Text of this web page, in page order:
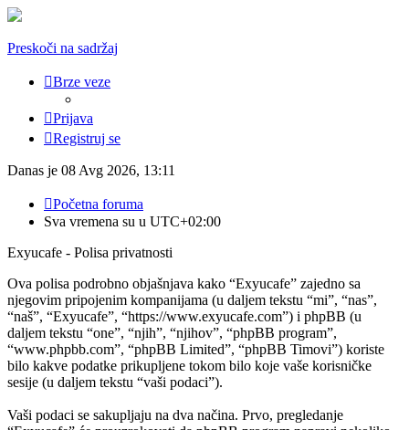
Preskoči na sadržaj
Brze veze
Prijava
Registruj se
Danas je 08 Avg 2026, 13:11
Početna foruma
Sva vremena su u UTC+02:00
Exyucafe - Polisa privatnosti
Ova polisa podrobno objašnjava kako “Exyucafe” zajedno sa
njegovim pripojenim kompanijama (u daljem tekstu “mi”, “nas”,
“naš”, “Exyucafe”, “https://www.exyucafe.com”) i phpBB (u
daljem tekstu “one”, “njih”, “njihov”, “phpBB program”,
“www.phpbb.com”, “phpBB Limited”, “phpBB Timovi”) koriste
bilo kakve podatke prikupljene tokom bilo koje vaše korisničke
sesije (u daljem tekstu “vaši podaci”).
Vaši podaci se sakupljaju na dva načina. Prvo, pregledanje